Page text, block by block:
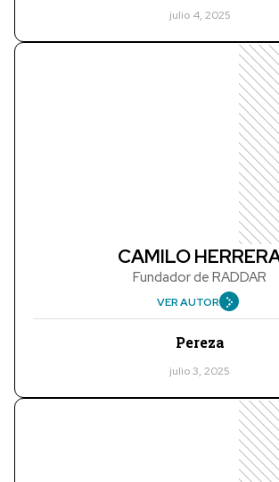
julio 4, 2025
CAMILO
Fundador de RADDAR
VER AUTOR
Pereza
julio 3, 2025